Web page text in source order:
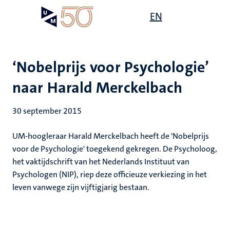
EN
‘Nobelprijs voor Psychologie’
naar Harald Merckelbach
30 september 2015
UM-hoogleraar Harald Merckelbach heeft de 'Nobelprijs
voor de Psychologie' toegekend gekregen. De Psycholoog,
het vaktijdschrift van het Nederlands Instituut van
Psychologen (NIP), riep deze officieuze verkiezing in het
leven vanwege zijn vijftigjarig bestaan.